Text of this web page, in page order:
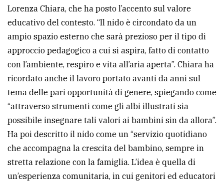
Lorenza Chiara, che ha posto l’accento sul valore
educativo del contesto. “Il nido è circondato da un
ampio spazio esterno che sarà prezioso per il tipo di
approccio pedagogico a cui si aspira, fatto di contatto
con l’ambiente, respiro e vita all’aria aperta”. Chiara ha
ricordato anche il lavoro portato avanti da anni sul
tema delle pari opportunità di genere, spiegando come
“attraverso strumenti come gli albi illustrati sia
possibile insegnare tali valori ai bambini sin da allora”.
Ha poi descritto il nido come un “servizio quotidiano
che accompagna la crescita del bambino, sempre in
stretta relazione con la famiglia. L’idea è quella di
un’esperienza comunitaria, in cui genitori ed educatori